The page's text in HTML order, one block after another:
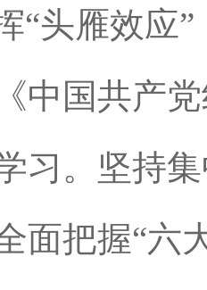
“头雁效应
中国共产
习。坚持
面把握“六